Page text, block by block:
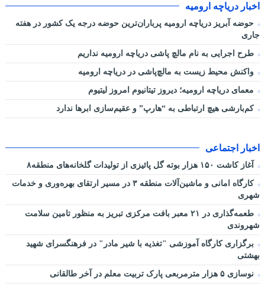
اخبار دریاچه ارومیه
حوضه آبریز دریاچه ارومیه پرباران‌ترین حوضه‌ درجه یک کشور در هفته
جاری
طرح اجرایی به نام مالچ پاشی دریاچه ارومیه نداریم
واکنش محیط زیست به مالچ‌پاشی در دریاچه ارومیه
معمای دریاچه ارومیه؛ دیروز تیتانیوم امروز لیتیوم
کم‌بارشی هیچ ارتباطی به “هارپ” و عقیم‌سازی ابرها ندارد
اخبار اجتماعی
آغاز کاشت ۱۵۰ هزار بوته گل پائیزی از تولیدات گلخانه‌های منطقه۸
کارگاه امانی و ماشین‌آلات منطقه ۳ در مسیر ارتقای بهره‌وری و خدمات
شهری
طعمه‌گذاری در ۲۱ معبر بافت مرکزی تبریز به منظور تامین سلامت
شهروندی
برگزاری کارگاه آموزشی "تغذیه با شیر مادر" در فرهنگسرای شهید
بهشتی
نوسازی ۵ هزار مترمربعی پارک تربیت معلم در آخر طالقانی